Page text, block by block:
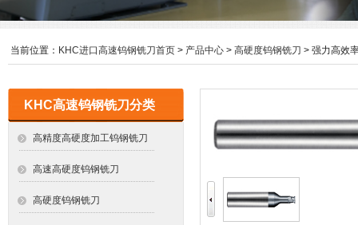
当前位置： KHC进口高速钨钢铣刀首页 > 产品中心 > 高硬度钨钢铣刀 > 强力高效
KHC高速钨钢铣刀分类
高精度高硬度加工钨钢铣刀
高速高硬度钨钢铣刀
高硬度钨钢铣刀